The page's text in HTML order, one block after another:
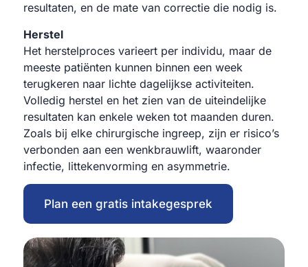
resultaten, en de mate van correctie die nodig is.
Herstel
Het herstelproces varieert per individu, maar de
meeste patiënten kunnen binnen een week
terugkeren naar lichte dagelijkse activiteiten.
Volledig herstel en het zien van de uiteindelijke
resultaten kan enkele weken tot maanden duren.
Zoals bij elke chirurgische ingreep, zijn er risico’s
verbonden aan een wenkbrauwlift, waaronder
infectie, littekenvorming en asymmetrie.
Plan een gratis intakegesprek